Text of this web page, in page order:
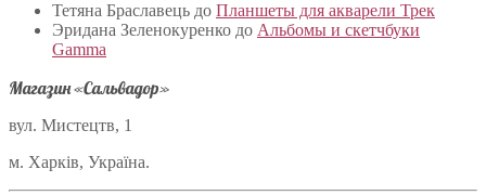
Тетяна Браславець до Планшеты для акварели Трек
Эридана Зеленокуренко до Альбомы и скетчбуки
Gamma
Магазин «Сальвадор»
вул. Мистецтв, 1
м. Харків, Україна.